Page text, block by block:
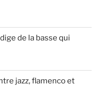
de la basse qui
jazz, flamenco et